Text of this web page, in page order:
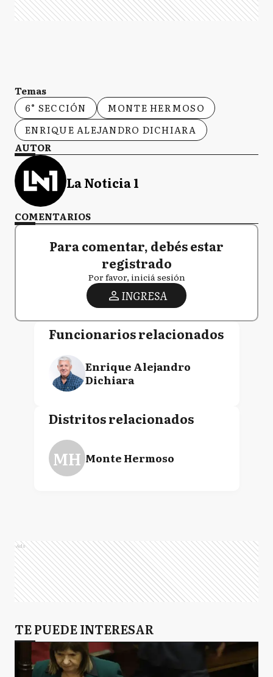
Temas
6° SECCIÓN
MONTE HERMOSO
ENRIQUE ALEJANDRO DICHIARA
AUTOR
La Noticia 1
COMENTARIOS
Para comentar, debés estar
registrado
Por favor, iniciá sesión
INGRESA
Funcionarios relacionados
Enrique Alejandro
Dichiara
Distritos relacionados
MH Monte Hermoso
Ads
TE PUEDE INTERESAR